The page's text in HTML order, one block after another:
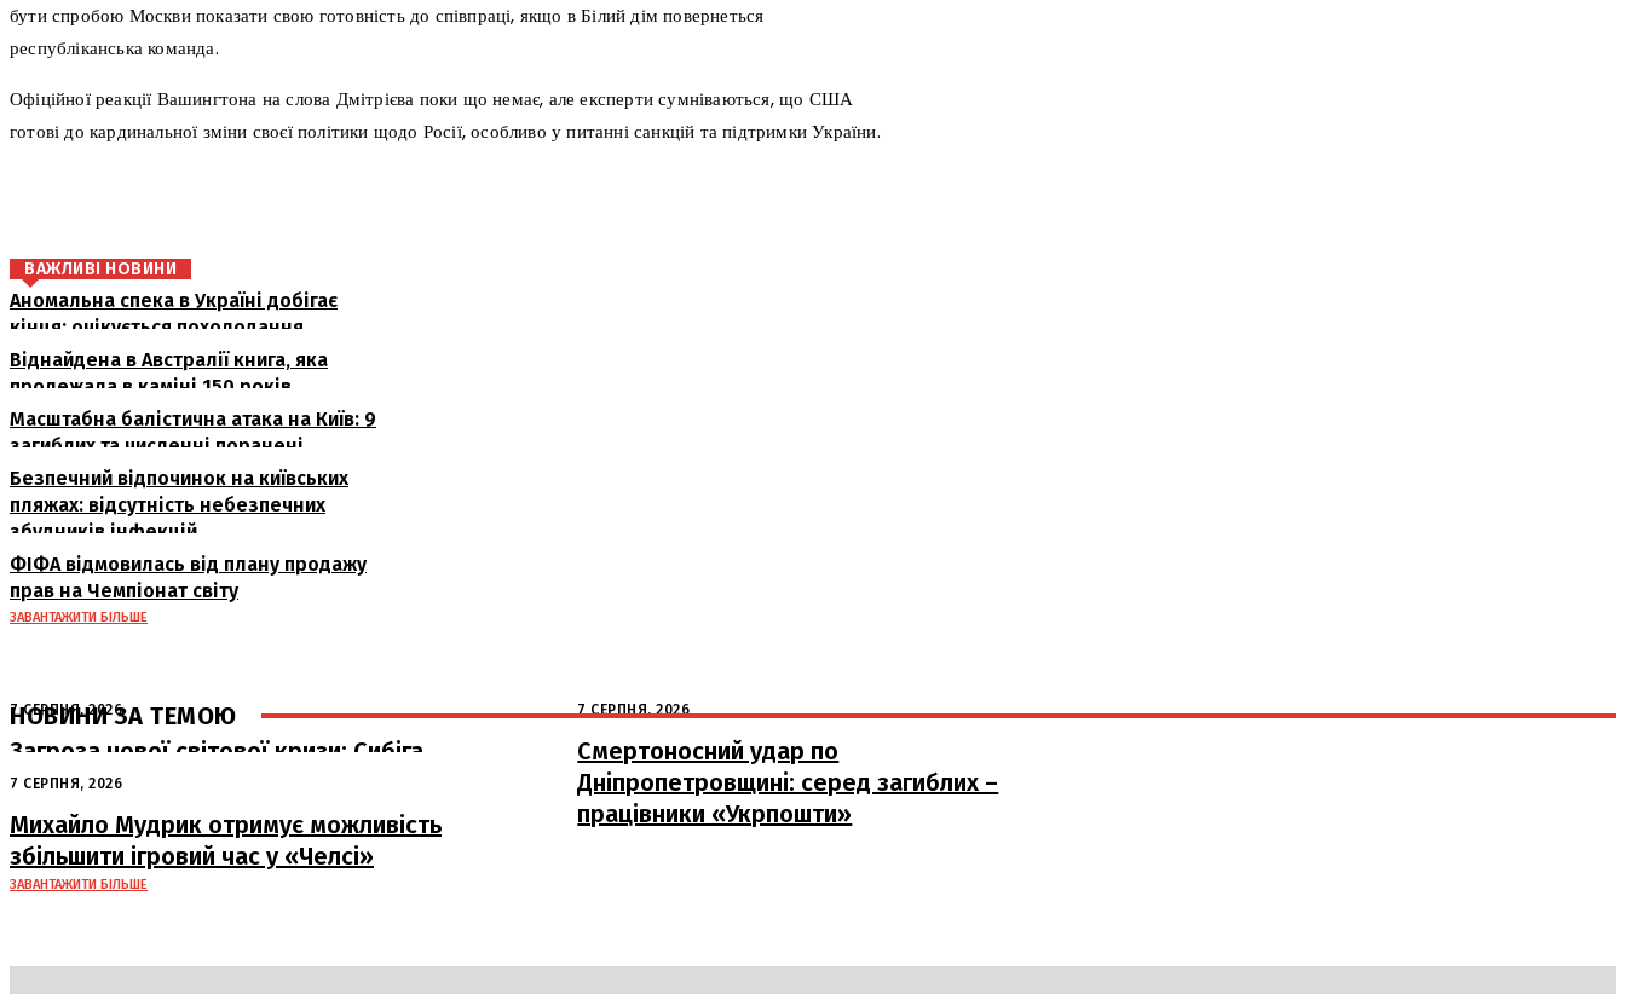
бути спробою Москви показати свою готовність до співпраці, якщо в Білий дім повернеться
республіканська команда.
Офіційної реакції Вашингтона на слова Дмітрієва поки що немає, але експерти сумніваються, що США
готові до кардинальної зміни своєї політики щодо Росії, особливо у питанні санкцій та підтримки України.
ВАЖЛИВІ НОВИНИ
Аномальна спека в Україні добігає
кінця: очікується похолодання
Віднайдена в Австралії книга, яка
пролежала в каміні 150 років
Масштабна балістична атака на Київ: 9
загиблих та численні поранені
Безпечний відпочинок на київських
пляжах: відсутність небезпечних
збудників інфекцій
ФІФА відмовилась від плану продажу
прав на Чемпіонат світу
ЗАВАНТАЖИТИ БІЛЬШЕ
НОВИНИ ЗА ТЕМОЮ
7 СЕРПНЯ, 2026
Загроза нової світової кризи: Сибіга
попередив про наслідки атак РФ на
судна
7 СЕРПНЯ, 2026
Смертоносний удар по
Дніпропетровщині: серед загиблих –
працівники «Укрпошти»
7 СЕРПНЯ, 2026
Михайло Мудрик отримує можливість
збільшити ігровий час у «Челсі»
ЗАВАНТАЖИТИ БІЛЬШЕ